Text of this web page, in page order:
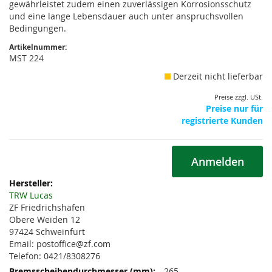
gewährleistet zudem einen zuverlässigen Korrosionsschutz
und eine lange Lebensdauer auch unter anspruchsvollen
Bedingungen.
Artikelnummer:
MST 224
Derzeit nicht lieferbar
Preise zzgl. USt.
Preise nur für
registrierte Kunden
Anmelden
Weitere
Informationen
TRW Lucas
ZF Friedrichshafen
Obere Weiden 12
97424 Schweinfurt
Email: postoffice@zf.com
Telefon: 0421/8308276